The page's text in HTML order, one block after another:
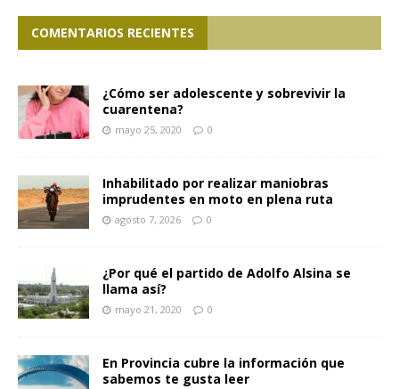
COMENTARIOS RECIENTES
¿Cómo ser adolescente y sobrevivir la
cuarentena?
mayo 25, 2020 0
Inhabilitado por realizar maniobras
imprudentes en moto en plena ruta
agosto 7, 2026 0
¿Por qué el partido de Adolfo Alsina se
llama así?
mayo 21, 2020 0
En Provincia cubre la información que
sabemos te gusta leer